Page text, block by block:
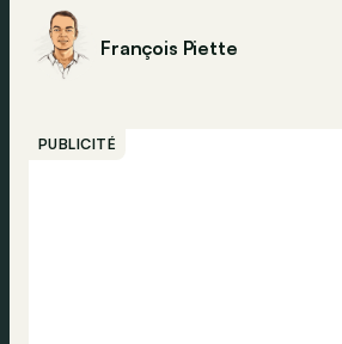
François Piette
PUBLICITÉ